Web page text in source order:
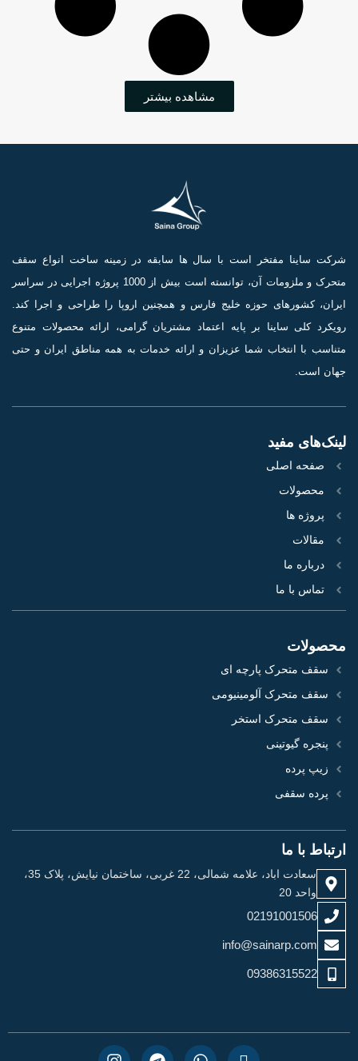
مشاهده بیشتر
شرکت ساینا مفتخر است با سال ها سابقه در زمینه ساخت انواع سقف
متحرک و ملزومات آن، توانسته است بیش از 1000 پروژه اجرایی در سراسر
ایران، کشورهای حوزه خلیج فارس و همچنین اروپا را طراحی و اجرا کند.
رویکرد کلی ساینا بر پایه اعتماد مشتریان گرامی، ارائه محصولات متنوع
متناسب با انتخاب شما عزیزان و ارائه خدمات به همه مناطق ایران و حتی
جهان است.
لینک‌های مفید
صفحه اصلی
محصولات
پروژه‌ ها
مقالات
درباره ما
تماس با ما
محصولات
سقف متحرک پارچه ای
سقف متحرک آلومینیومی
سقف متحرک استخر
پنجره گیوتینی
زیپ پرده
پرده سقفی
ارتباط با ما
سعادت اباد، علامه شمالی، 22 غربی، ساختمان نیایش، پلاک 35،
واحد 20
02191001506
info@sainarp.com
09386315522